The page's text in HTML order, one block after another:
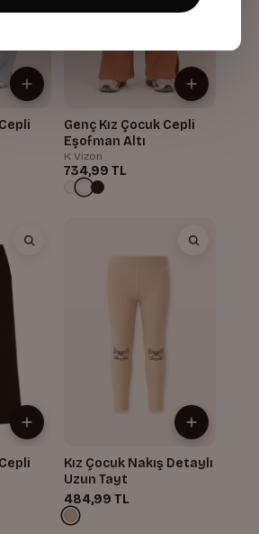
Genç Kız Çocuk Cepli
Eşofman Altı
K Vizon
734,99 TL
Kız Çocuk Nakış Detaylı
Uzun Tayt
484,99 TL